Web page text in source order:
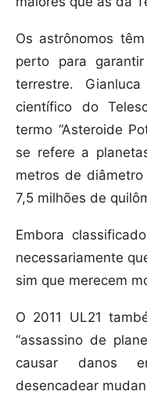
Os astrônomos
perto para
terrestre.
científico do
termo “Asteroide
se refere a
metros de
7,5 milhões de
Embora
necessariamente
sim que merecem
O 2011 UL21
“assassino de
causar danos
desencadear